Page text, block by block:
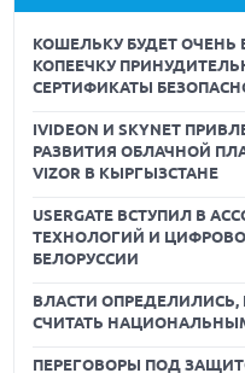
КОШЕЛЬКУ БУДЕТ
КОПЕЕЧКУ
СЕРТИФИКАТЫ
IVIDEON И SKYNET
РАЗВИТИЯ ОБЛАЧНОЙ
VIZOR В КЫРГЫЗСТАНЕ
USERGATE ВСТУПИЛ В
ТЕХНОЛОГИЙ И
БЕЛОРУССИИ
ВЛАСТИ
СЧИТАТЬ
ПЕРЕГОВОРЫ ПОД